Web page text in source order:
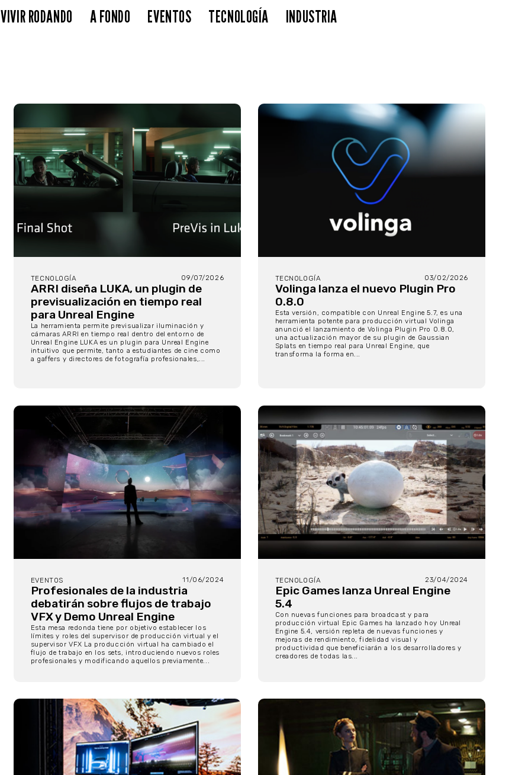
VIVIR RODANDO A FONDO EVENTOS TECNOLOGÍA INDUSTRIA
TECNOLOGÍA 09/07/2026
ARRI diseña LUKA, un plugin de
previsualización en tiempo real
para Unreal Engine
La herramienta permite previsualizar iluminación y
cámaras ARRI en tiempo real dentro del entorno de
Unreal Engine LUKA es un plugin para Unreal Engine
intuitivo que permite, tanto a estudiantes de cine como
a gaffers y directores de fotografía profesionales,...
TECNOLOGÍA 03/02/2026
Volinga lanza el nuevo Plugin Pro
0.8.0
Esta versión, compatible con Unreal Engine 5.7, es una
herramienta potente para producción virtual Volinga
anunció el lanzamiento de Volinga Plugin Pro 0.8.0,
una actualización mayor de su plugin de Gaussian
Splats en tiempo real para Unreal Engine, que
transforma la forma en...
EVENTOS 11/06/2024
Profesionales de la industria
debatirán sobre flujos de trabajo
VFX y Demo Unreal Engine
Esta mesa redonda tiene por objetivo establecer los
límites y roles del supervisor de producción virtual y el
supervisor VFX La producción virtual ha cambiado el
flujo de trabajo en los sets, introduciendo nuevos roles
profesionales y modificando aquellos previamente...
TECNOLOGÍA 23/04/2024
Epic Games lanza Unreal Engine
5.4
Con nuevas funciones para broadcast y para
producción virtual Epic Games ha lanzado hoy Unreal
Engine 5.4, versión repleta de nuevas funciones y
mejoras de rendimiento, fidelidad visual y
productividad que beneficiarán a los desarrolladores y
creadores de todas las...